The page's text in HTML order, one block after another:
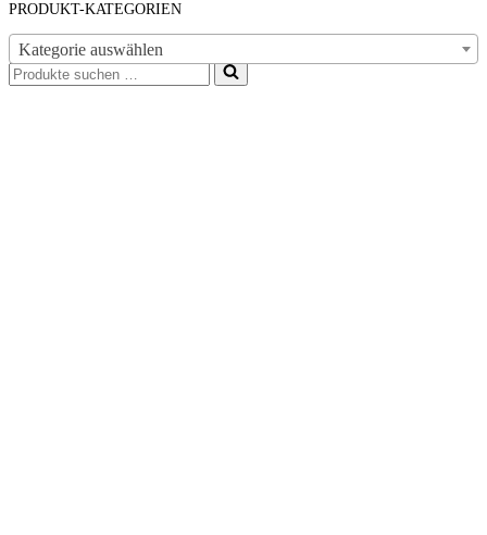
PRODUKT-KATEGORIEN
Kategorie auswählen
Suchen
nach …